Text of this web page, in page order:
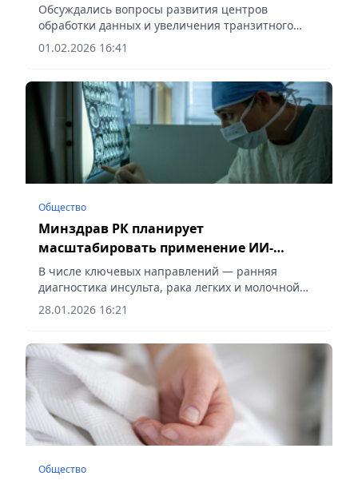
Обсуждались вопросы развития центров
обработки данных и увеличения транзитного
потенциала страны, сообщает Vecher.kz.
01.02.2026 16:41
Общество
Минздрав РК планирует
масштабировать применение ИИ-
сервисов для диагностики инсульта и
онкозаболеваний
В числе ключевых направлений — ранняя
диагностика инсульта, рака легких и молочной
железы, сообщает Vecher.kz.
28.01.2026 16:21
Общество